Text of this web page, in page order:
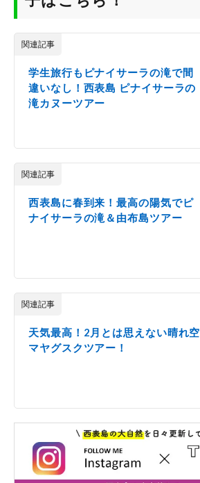
関連記事
学生旅行もピナイサーラの滝で間
違いなし！西表島 ピナイサーラの
滝カヌーツアー
関連記事
西表島に春到来！最高の陽気でピ
ナイサーラの滝＆由布島ツアー
関連記事
天気最高！2月とは思えない晴れ空
マヤグスクツアー！